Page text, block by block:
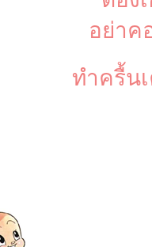
อย่าค
ทำครื้น